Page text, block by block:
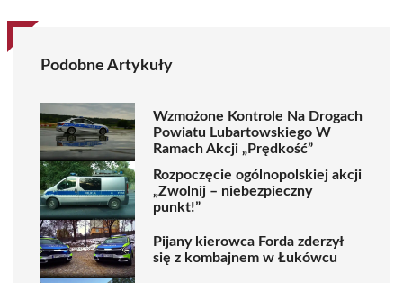
Podobne Artykuły
Wzmożone Kontrole Na Drogach
Powiatu Lubartowskiego W
Ramach Akcji „Prędkość”
Rozpoczęcie ogólnopolskiej akcji
„Zwolnij – niebezpieczny
punkt!”
Pijany kierowca Forda zderzył
się z kombajnem w Łukówcu